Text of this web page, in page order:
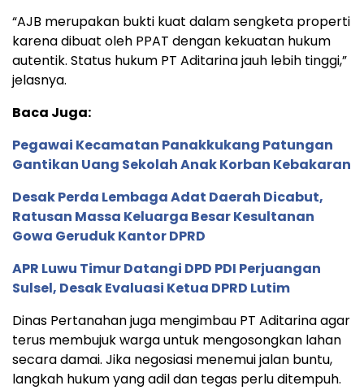
“AJB merupakan bukti kuat dalam sengketa properti
karena dibuat oleh PPAT dengan kekuatan hukum
autentik. Status hukum PT Aditarina jauh lebih tinggi,”
jelasnya.
Baca Juga:
Pegawai Kecamatan Panakkukang Patungan
Gantikan Uang Sekolah Anak Korban Kebakaran
Desak Perda Lembaga Adat Daerah Dicabut,
Ratusan Massa Keluarga Besar Kesultanan
Gowa Geruduk Kantor DPRD
APR Luwu Timur Datangi DPD PDI Perjuangan
Sulsel, Desak Evaluasi Ketua DPRD Lutim
Dinas Pertanahan juga mengimbau PT Aditarina agar
terus membujuk warga untuk mengosongkan lahan
secara damai. Jika negosiasi menemui jalan buntu,
langkah hukum yang adil dan tegas perlu ditempuh.